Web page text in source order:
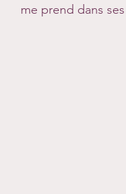
me prend dans